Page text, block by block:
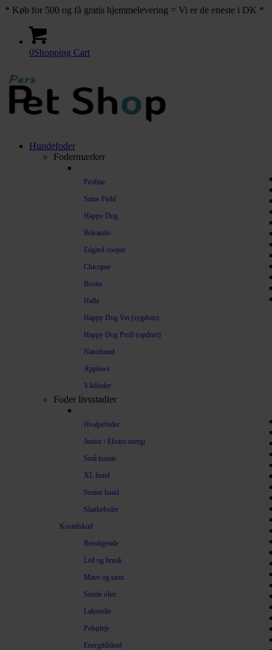
* Køb for 500 og få gratis hjemmelevering = Vi er de eneste i DK *
0Shopping Cart
Hundefoder
Fodermærker
Profine
Sams Field
Happy Dog
Belcando
Edgard cooper
Chicopee
Bozita
Halla
Happy Dog Vet (sygdom)
Happy Dog Profi (opdræt)
Naturhund
Applaws
Vådfoder
Foder livsstadier
Hvalpefoder
Junior / Ekstra energi
Små hunde
XL hund
Senior hund
Slankefoder
Kosttilskud
Beroligende
Led og brusk
Mave og tarm
Sunde olier
Lakseolie
Pelspleje
Energitilskud